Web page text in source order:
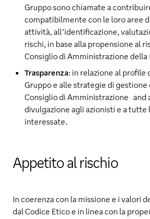
Gruppo sono chiamate a
compatibilmente con le loro aree
attività, all’identificazione,
rischi, in base alla propensione al
Consiglio di Amministrazione della
Trasparenza: in relazione al profile
Gruppo e alle strategie di gestione
Consiglio di Amministrazione and
divulgazione agli azionisti e a tutte
interessate.
Appetito al rischio
In coerenza con la missione e i valori
dal Codice Etico e in linea con la